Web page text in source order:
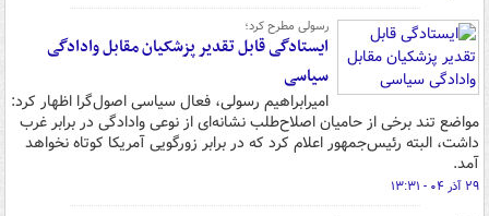
رسولی مطرح کرد؛
ایستادگی قابل تقدیر پزشکیان مقابل وادادگی
سیاسی
امیرابراهیم رسولی، فعال سیاسی اصول‌گرا اظهار کرد:
مواضع تند برخی از حامیان اصلاح‌طلب نشانه‌ای از نوعی وادادگی در برابر غرب
داشت، البته رئیس‌جمهور اعلام کرد که در برابر زورگویی آمریکا کوتاه نخواهد
آمد.
۲۹ آذر ۰۴ - ۱۳:۳۱